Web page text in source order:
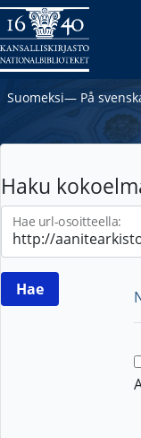
Suomeksi― På
Haku
Hae url-osoitteella: